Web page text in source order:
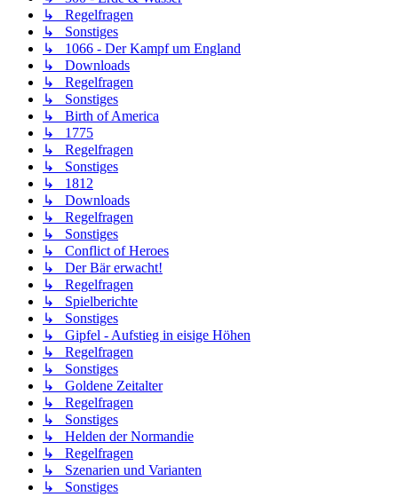
↳ Regelfragen
↳ Sonstiges
↳ 1066 - Der Kampf um England
↳ Downloads
↳ Regelfragen
↳ Sonstiges
↳ Birth of America
↳ 1775
↳ Regelfragen
↳ Sonstiges
↳ 1812
↳ Downloads
↳ Regelfragen
↳ Sonstiges
↳ Conflict of Heroes
↳ Der Bär erwacht!
↳ Regelfragen
↳ Spielberichte
↳ Sonstiges
↳ Gipfel - Aufstieg in eisige Höhen
↳ Regelfragen
↳ Sonstiges
↳ Goldene Zeitalter
↳ Regelfragen
↳ Sonstiges
↳ Helden der Normandie
↳ Regelfragen
↳ Szenarien und Varianten
↳ Sonstiges